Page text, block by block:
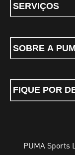
SERVIÇOS
SOBRE A
FIQUE POR
PUMA Sports